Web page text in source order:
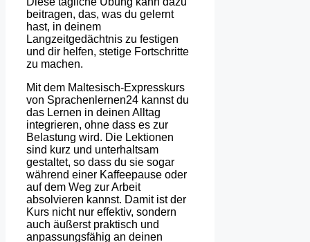
beitragen, das, was du gelernt
hast, in deinem
Langzeitgedächtnis zu festigen
und dir helfen, stetige Fortschritte
zu machen.
Mit dem Maltesisch-Expresskurs
von Sprachenlernen24 kannst du
das Lernen in deinen Alltag
integrieren, ohne dass es zur
Belastung wird. Die Lektionen
sind kurz und unterhaltsam
gestaltet, so dass du sie sogar
während einer Kaffeepause oder
auf dem Weg zur Arbeit
absolvieren kannst. Damit ist der
Kurs nicht nur effektiv, sondern
auch äußerst praktisch und
anpassungsfähig an deinen